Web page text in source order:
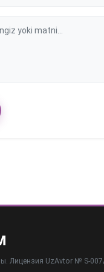
Лицензия UzAvtor № S-